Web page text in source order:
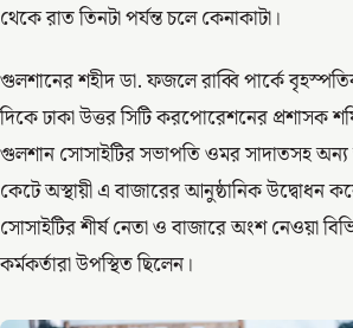
থেকে রাত তিনটা পর্যন্ত চলে কেনাকাটা।
গুলশানের শহীদ ডা. ফজলে রাব্বি পার্কে
দিকে ঢাকা উত্তর সিটি করপোরেশনের প্রশাসক
গুলশান সোসাইটির সভাপতি ওমর সাদাতসহ অন্য
কেটে অস্থায়ী এ বাজারের আনুষ্ঠানিক উদ্বোধন
সোসাইটির শীর্ষ নেতা ও বাজারে অংশ নেওয়া
কর্মকর্তারা উপস্থিত ছিলেন।